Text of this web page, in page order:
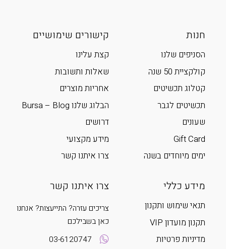
חנות
הסניפים שלנו
קולקציית 50 שנה
קטלוג תכשיטים
תכשיטים לגבר
שעונים
Gift Card
ימים מיוחדים בשנה
קישורים שימושיים
קצת עלינו
שאלות ותשובות
אחריות מוצרים
הבלוג שלנו Bursa – Blog
דרושים
מידע מקצועי
צרו איתנו קשר
מידע כללי
תנאי שימוש ותקנון
תקנון מועדון VIP
מדיניות פרטיות
צרו איתנו קשר
צריכים עזרה? התייעצות? אנחנו
כאן בשבילכם
03-6120747